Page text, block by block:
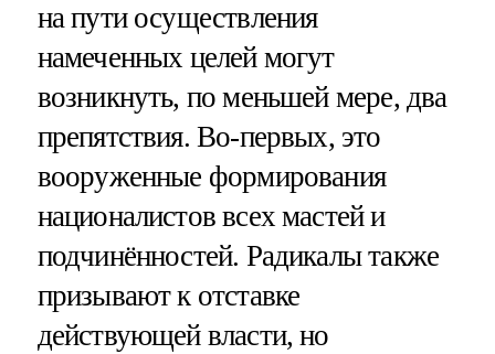
на пути осуществления
намеченных целей могут
возникнуть, по меньшей мере, два
препятствия. Во-первых, это
вооруженные формирования
националистов всех мастей и
подчинённостей. Радикалы также
призывают к отставке
действующей власти, но